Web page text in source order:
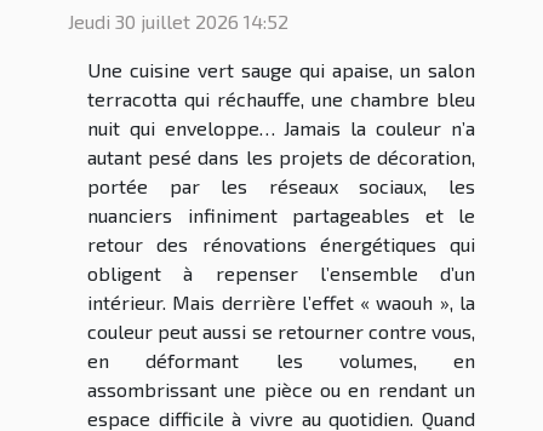
Jeudi 30 juillet 2026 14:52
Une cuisine vert sauge qui apaise, un salon
terracotta qui réchauffe, une chambre bleu
nuit qui enveloppe… Jamais la couleur n’a
autant pesé dans les projets de décoration,
portée par les réseaux sociaux, les
nuanciers infiniment partageables et le
retour des rénovations énergétiques qui
obligent à repenser l’ensemble d’un
intérieur. Mais derrière l’effet « waouh », la
couleur peut aussi se retourner contre vous,
en déformant les volumes, en
assombrissant une pièce ou en rendant un
espace difficile à vivre au quotidien. Quand